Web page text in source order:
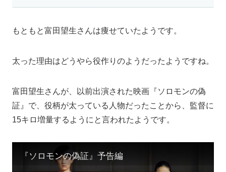
もともと富田望生さんは痩せていたようです。
太った理由はどうやら役作りのようだったようですね。
富田望生さんが、以前出演された映画『ソロモンの偽
証』で、役柄が太っている人物だったことから、監督に
15キロ増量するようにと言われたようです。
『ソロモンの偽証』予告編